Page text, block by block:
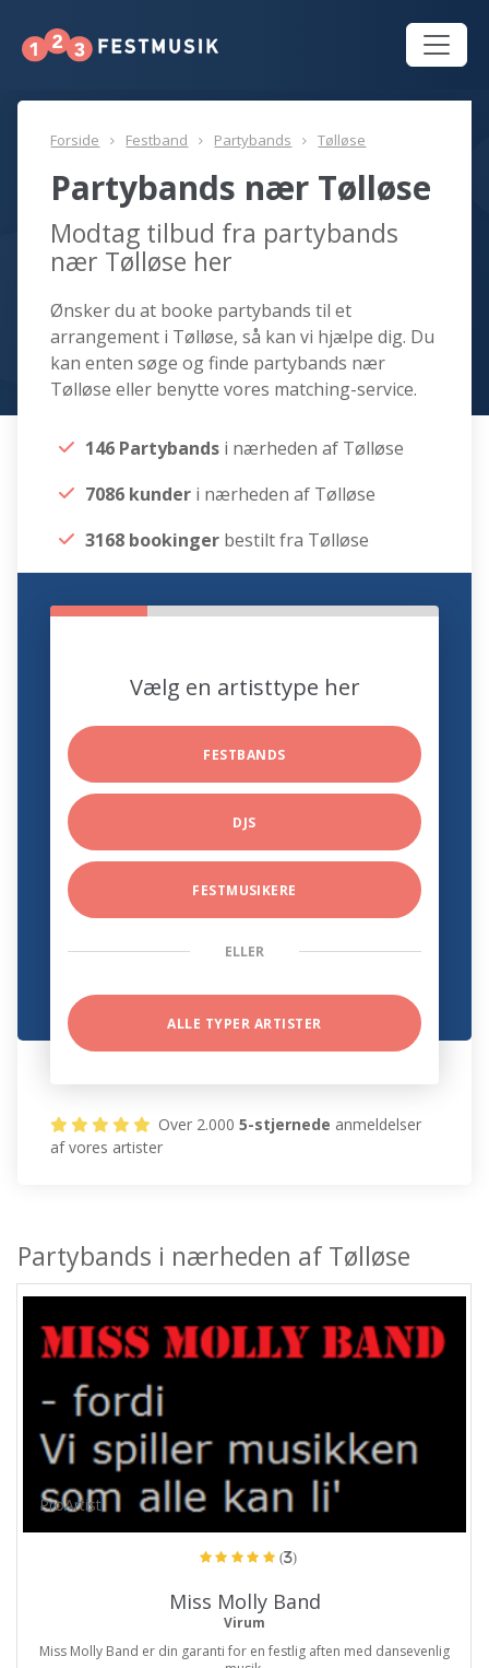
Forside Festband Partybands Tølløse
Partybands nær Tølløse
Modtag tilbud fra partybands
nær Tølløse her
Ønsker du at booke partybands til et
arrangement i Tølløse, så kan vi hjælpe dig. Du
kan enten søge og finde partybands nær
Tølløse eller benytte vores matching-service.
146 Partybands i nærheden af Tølløse
7086 kunder i nærheden af Tølløse
3168 bookinger bestilt fra Tølløse
Vælg en artisttype her
FESTBANDS
DJS
FESTMUSIKERE
ELLER
ALLE TYPER ARTISTER
Over 2.0005-stjernede anmeldelser
af vores artister
Partybands i nærheden af Tølløse
ProArtist
(3)
Miss Molly Band
Virum
Miss Molly Band er din garanti for en festlig aften med dansevenlig